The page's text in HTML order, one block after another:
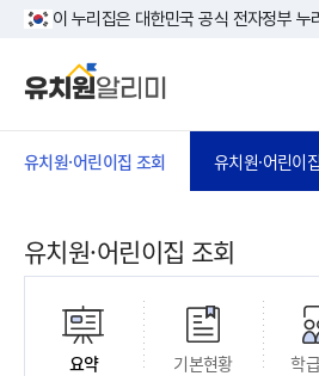
본문 바로가기
이 누리집은 대한민국 공식 전자정부 누
유치원·어린이집 조회 유치원·어린이
유치원·어린이집 조회
요약 기본현황 학